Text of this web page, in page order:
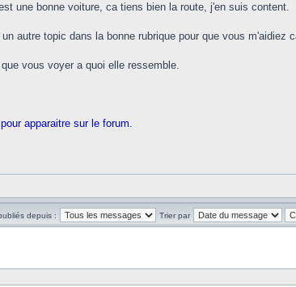
une bonne voiture, ca tiens bien la route, j'en suis content.
autre topic dans la bonne rubrique pour que vous m'aidiez
vous voyer a quoi elle ressemble.
apparaitre sur le forum.
depuis : Trier par